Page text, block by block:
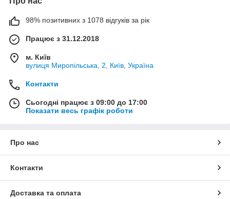
98% позитивних з 1078 відгуків за рік
Працює з 31.12.2018
м. Київ
вулиця Миропільська, 2, Київ, Україна
Контакти
Сьогодні працює з 09:00 до 17:00
Показати весь графік роботи
Про нас
Контакти
Доставка та оплата